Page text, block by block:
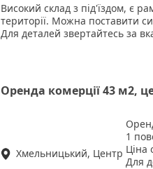
Високий склад з під'їздом, є
території. Можна поставити
Для деталей звертайтесь за
Оренда комерції 43 м2,
Хмельницький, Центр
1
Ціна
Для